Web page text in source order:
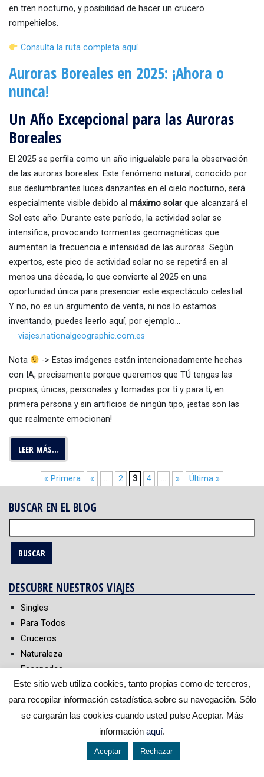
en tren nocturno, y posibilidad de hacer un crucero
rompehielos.
Consulta la ruta completa aquí.
Auroras Boreales en 2025: ¡Ahora o
nunca!
Un Año Excepcional para las Auroras
Boreales
El 2025 se perfila como un año inigualable para la observación
de las auroras boreales. Este fenómeno natural, conocido por
sus deslumbrantes luces danzantes en el cielo nocturno, será
especialmente visible debido al máximo solar que alcanzará el
Sol este año. Durante este período, la actividad solar se
intensifica, provocando tormentas geomagnéticas que
aumentan la frecuencia e intensidad de las auroras. Según
expertos, este pico de actividad solar no se repetirá en al
menos una década, lo que convierte al 2025 en una
oportunidad única para presenciar este espectáculo celestial.
Y no, no es un argumento de venta, ni nos lo estamos
inventando, puedes leerlo aquí, por ejemplo…
viajes.nationalgeographic.com.es
Nota
-> Estas imágenes están intencionadamente hechas
con IA, precisamente porque queremos que TÚ tengas las
propias, únicas, personales y tomadas por tí y para tí, en
primera persona y sin artificios de ningún tipo, ¡estas son las
que realmente emocionan!
LEER MÁS…
« Primera « ... 2 3 4 ... » Última »
BUSCAR EN EL BLOG
DESCUBRE NUESTROS VIAJES
Singles
Para Todos
Cruceros
Naturaleza
Escapadas
Cultural
Buceo
644 119 903 976 384 383
Este sitio web utiliza cookies, tanto propias como de terceros,
para recopilar información estadística sobre su navegación. Sólo
se cargarán las cookies cuando usted pulse Aceptar. Más
información aquí.
Aceptar Rechazar